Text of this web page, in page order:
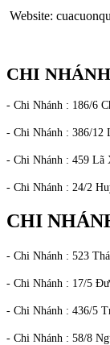
Website:
CHI NHÁNH
- Chi Nhánh : 186/6
- Chi Nhánh : 386/12
- Chi Nhánh : 459 Lã
- Chi Nhánh : 24/2
CHI
- Chi Nhánh : 523
- Chi Nhánh : 17/5
- Chi Nhánh : 436/5
- Chi Nhánh : 58/8